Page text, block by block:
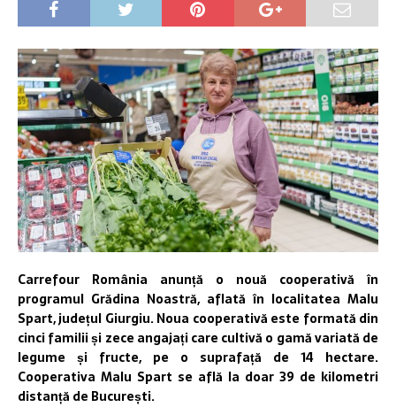
Carrefour România anunță o nouă cooperativă în
programul Grădina Noastră, aflată în localitatea Malu
Spart, județul Giurgiu. Noua cooperativă este formată din
cinci familii și zece angajați care cultivă o gamă variată de
legume și fructe, pe o suprafață de 14 hectare.
Cooperativa Malu Spart se află la doar 39 de kilometri
distanță de București. ​​ ​​